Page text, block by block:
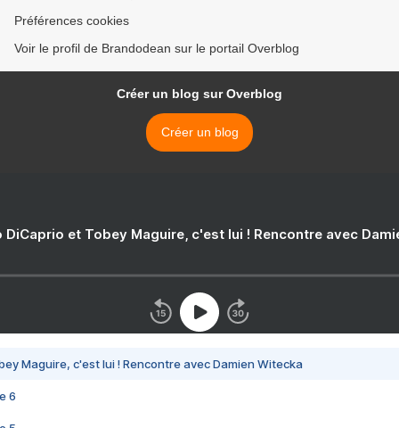
Préférences cookies
Voir le profil de Brandodean sur le portail Overblog
Créer un blog sur Overblog
Créer un blog
DiCaprio et Tobey Maguire, c'est lui ! Rencontre avec
Maguire, c'est lui ! Rencontre avec Damien Witecka
6